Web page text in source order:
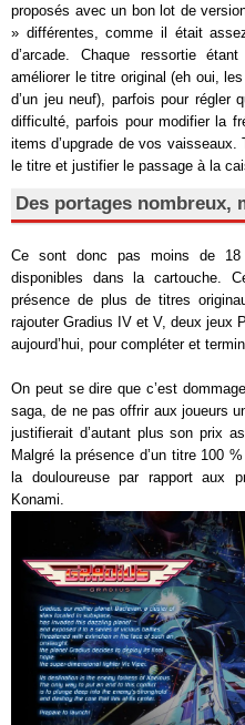
proposés avec un bon lot de
» différentes, comme il était
d’arcade. Chaque ressortie
améliorer le titre original (eh oui,
d’un jeu neuf), parfois pour régler
difficulté, parfois pour modifier la
items d’upgrade de vos
le titre et justifier le passage à la
Des portages nombreux,
Ce sont donc pas moins de
disponibles dans la cartouche.
présence de plus de titres
rajouter Gradius IV et V, deux jeux
aujourd’hui, pour compléter et
On peut se dire que c’est
saga, de ne pas offrir aux joueurs
justifierait d’autant plus son prix
Malgré la présence d’un titre 100
la douloureuse par rapport aux
Konami.